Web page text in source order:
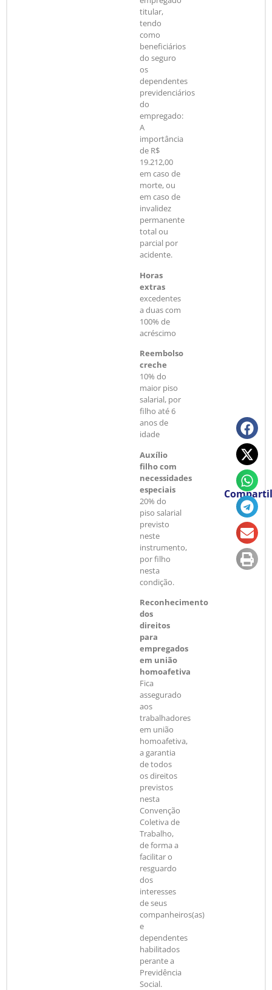
titular,
tendo
como
beneficiários
do seguro
os
dependentes
previdenciários
do
empregado:
A
importância
de R$
19.212,00
em caso de
morte, ou
em caso de
invalidez
permanente
total ou
parcial por
acidente.
Horas
extras
excedentes
a duas com
100% de
acréscimo
Reembolso
creche
10% do
maior piso
salarial, por
filho até 6
anos de
idade
Auxílio
filho com
necessidades
especiais
20% do
piso salarial
previsto
neste
instrumento,
por filho
nesta
condição.
Reconhecimento
dos
direitos
para
empregados
em união
homoafetiva
Fica
assegurado
aos
trabalhadores
em união
homoafetiva,
a garantia
de todos
os direitos
previstos
nesta
Convenção
Coletiva de
Trabalho,
de forma a
facilitar o
resguardo
dos
interesses
de seus
companheiros(as)
e
dependentes
habilitados
perante a
Previdência
Social.